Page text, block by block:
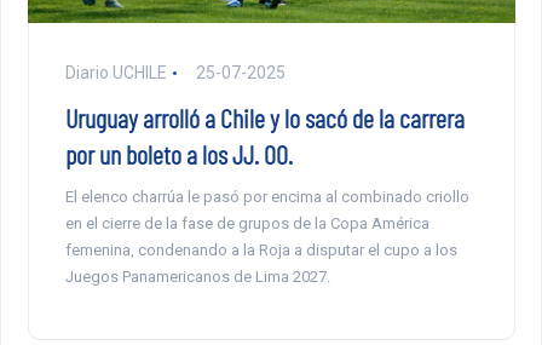
Diario UCHILE 25-07-2025
Uruguay arrolló a Chile y lo sacó de la carrera
por un boleto a los JJ. OO.
El elenco charrúa le pasó por encima al combinado criollo
en el cierre de la fase de grupos de la Copa América
femenina, condenando a la Roja a disputar el cupo a los
Juegos Panamericanos de Lima 2027.